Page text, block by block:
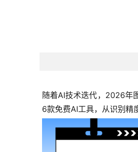
随着AI技术迭代，2026年
6款免费AI工具，从识别精